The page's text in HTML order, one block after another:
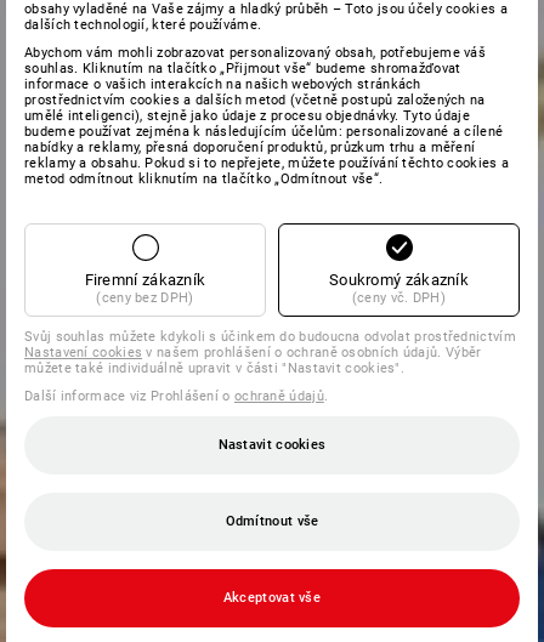
obsahy vyladěné na Vaše zájmy a hladký průběh – Toto jsou účely cookies a
dalších technologií, které používáme.
Abychom vám mohli zobrazovat personalizovaný obsah, potřebujeme váš
souhlas. Kliknutím na tlačítko „Přijmout vše“ budeme shromažďovat
informace o vašich interakcích na našich webových stránkách
prostřednictvím cookies a dalších metod (včetně postupů založených na
umělé inteligenci), stejně jako údaje z procesu objednávky. Tyto údaje
budeme používat zejména k následujícím účelům: personalizované a cílené
nabídky a reklamy, přesná doporučení produktů, průzkum trhu a měření
reklamy a obsahu. Pokud si to nepřejete, můžete používání těchto cookies a
metod odmítnout kliknutím na tlačítko „Odmítnout vše“.
Firemní zákazník
(ceny bez DPH)
Soukromý zákazník
(ceny vč. DPH)
Svůj souhlas můžete kdykoli s účinkem do budoucna odvolat prostřednictvím
Nastavení cookies v našem prohlášení o ochraně osobních údajů. Výběr
můžete také individuálně upravit v části "Nastavit cookies".
Další informace viz Prohlášení o ochraně údajů.
Nastavit cookies
Odmítnout vše
Akceptovat vše